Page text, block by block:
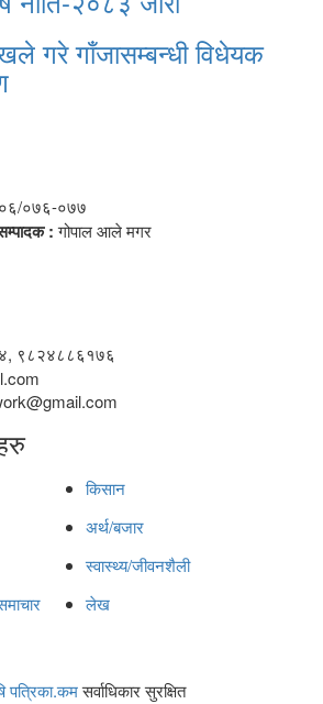
गरे गाँजासम्बन्धी विधेयक
०७६-०७७
:गोपाल आले मगर
९८२४८८६१७६
किसान
अर्थ/बजार
स्वास्थ्य/जीवनशैली
लेख
पत्रिका.कमसर्वाधिकार सुरक्षित